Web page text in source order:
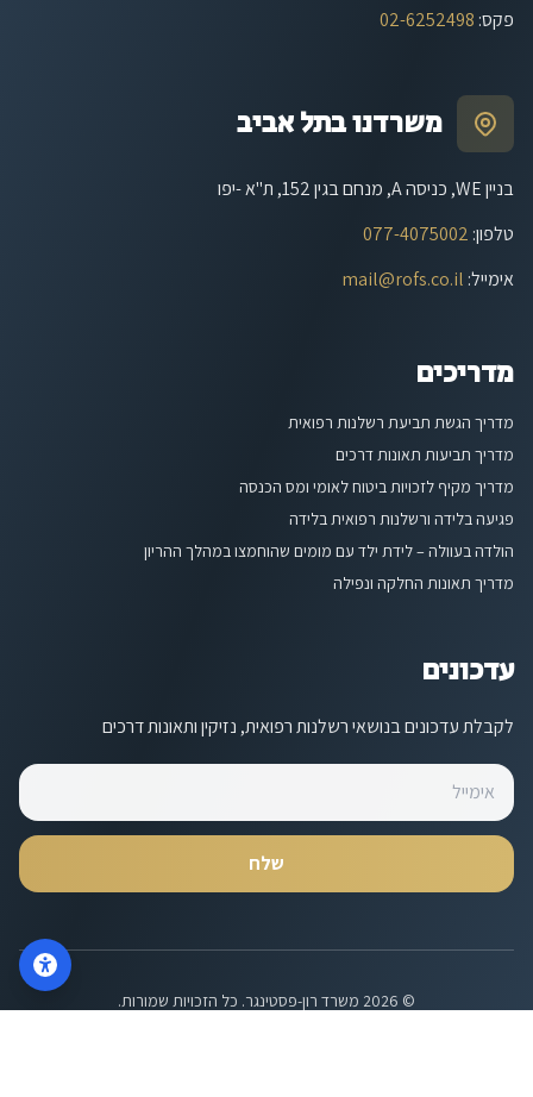
פקס:
02-6252498
משרדנו בתל אביב
בניין WE, כניסה A, מנחם בגין 152, ת"א -יפו
טלפון:
077-4075002
אימייל:
mail@rofs.co.il
מדריכים
מדריך הגשת תביעת רשלנות רפואית
מדריך תביעות תאונות דרכים
מדריך מקיף לזכויות ביטוח לאומי ומס הכנסה
פגיעה בלידה ורשלנות רפואית בלידה
הולדה בעוולה – לידת ילד עם מומים שהוחמצו במהלך ההריון
מדריך תאונות החלקה ונפילה
עדכונים
לקבלת עדכונים בנושאי רשלנות רפואית, נזיקין ותאונות דרכים
שלח
©
2026 משרד רון-פסטינגר. כל הזכויות שמורות.